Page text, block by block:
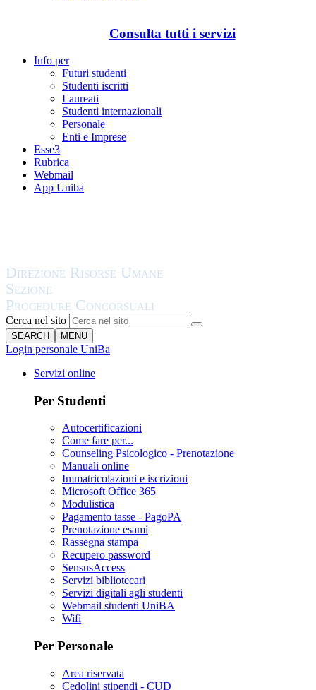
Consulta tutti i servizi
Info per
Futuri studenti
Studenti iscritti
Laureati
Studenti internazionali
Personale
Enti e Imprese
Esse3
Rubrica
Webmail
App Uniba
Cerca nel sito
SEARCH MENU
Login personale UniBa
Servizi online
Per Studenti
Autocertificazioni
Come fare per...
Counseling Psicologico - Prenotazione
Manuali online
Immatricolazioni e iscrizioni
Microsoft Office 365
Modulistica
Pagamento tasse - PagoPA
Prenotazione esami
Rassegna stampa
Recupero password
SensusAccess
Servizi bibliotecari
Servizi digitali agli studenti
Webmail studenti UniBA
Wifi
Per Personale
Area riservata
Cedolini stipendi - CUD